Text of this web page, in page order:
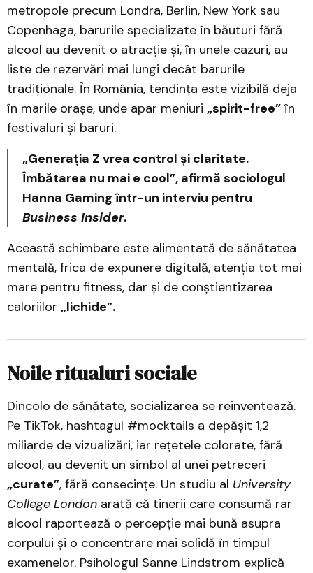
metropole precum Londra, Berlin, New York sau
Copenhaga, barurile specializate în băuturi fără
alcool au devenit o atracție și, în unele cazuri, au
liste de rezervări mai lungi decât barurile
tradiționale. În România, tendința este vizibilă deja
în marile orașe, unde apar meniuri „spirit-free” în
festivaluri și baruri.
„Generația Z vrea control și claritate.
Îmbătarea nu mai e cool”, afirmă sociologul
Hanna Gaming într-un interviu pentru
Business Insider.
Această schimbare este alimentată de sănătatea
mentală, frica de expunere digitală, atenția tot mai
mare pentru fitness, dar și de conștientizarea
caloriilor „lichide”.
Noile ritualuri sociale
Dincolo de sănătate, socializarea se reinventează.
Pe TikTok, hashtagul #mocktails a depășit 1,2
miliarde de vizualizări, iar rețetele colorate, fără
alcool, au devenit un simbol al unei petreceri
„curate”, fără consecințe. Un studiu al University
College London arată că tinerii care consumă rar
alcool raportează o percepție mai bună asupra
corpului și o concentrare mai solidă în timpul
examenelor. Psihologul Sanne Lindstrom explică